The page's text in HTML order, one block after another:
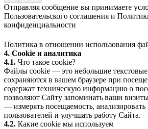
Отправляя сообщение вы принимаете
Пользовательского соглашения и
конфиденциальности
Политика в отношении использования
4. Cookie и аналитика
4.1. Что такое cookie?
Файлы cookie — это небольшие
сохраняются в вашем браузере при
содержат техническую информацию о
позволяют Сайту запоминать ваши
— измерять посещаемость, анализировать
пользователей и улучшать работу Сайта.
4.2. Какие cookie мы используем